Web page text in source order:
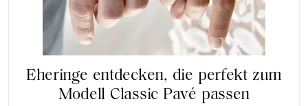
Eheringe entdecken, die perfekt zum
Modell Classic Pavé passen